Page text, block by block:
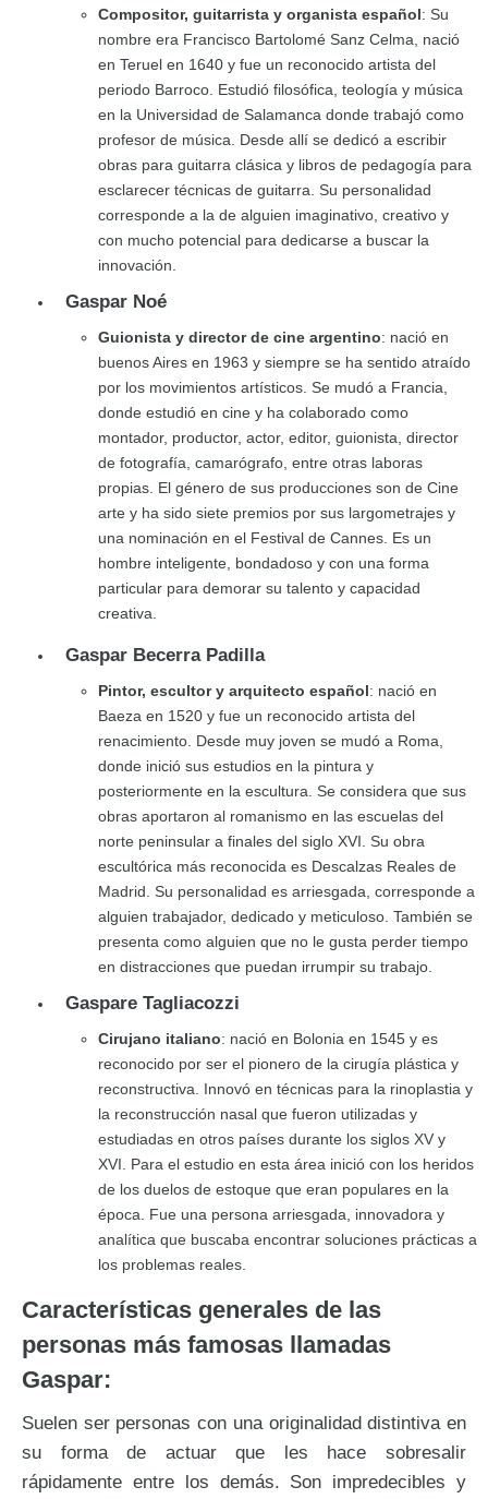
Compositor, guitarrista y organista español: Su
nombre era Francisco Bartolomé Sanz Celma, nació
en Teruel en 1640 y fue un reconocido artista del
periodo Barroco. Estudió filosófica, teología y música
en la Universidad de Salamanca donde trabajó como
profesor de música. Desde allí se dedicó a escribir
obras para guitarra clásica y libros de pedagogía para
esclarecer técnicas de guitarra. Su personalidad
corresponde a la de alguien imaginativo, creativo y
con mucho potencial para dedicarse a buscar la
innovación.
Gaspar Noé
Guionista y director de cine argentino: nació en
buenos Aires en 1963 y siempre se ha sentido atraído
por los movimientos artísticos. Se mudó a Francia,
donde estudió en cine y ha colaborado como
montador, productor, actor, editor, guionista, director
de fotografía, camarógrafo, entre otras laboras
propias. El género de sus producciones son de Cine
arte y ha sido siete premios por sus largometrajes y
una nominación en el Festival de Cannes. Es un
hombre inteligente, bondadoso y con una forma
particular para demorar su talento y capacidad
creativa.
Gaspar Becerra Padilla
Pintor, escultor y arquitecto español: nació en
Baeza en 1520 y fue un reconocido artista del
renacimiento. Desde muy joven se mudó a Roma,
donde inició sus estudios en la pintura y
posteriormente en la escultura. Se considera que sus
obras aportaron al romanismo en las escuelas del
norte peninsular a finales del siglo XVI. Su obra
escultórica más reconocida es Descalzas Reales de
Madrid. Su personalidad es arriesgada, corresponde a
alguien trabajador, dedicado y meticuloso. También se
presenta como alguien que no le gusta perder tiempo
en distracciones que puedan irrumpir su trabajo.
Gaspare Tagliacozzi
Cirujano italiano: nació en Bolonia en 1545 y es
reconocido por ser el pionero de la cirugía plástica y
reconstructiva. Innovó en técnicas para la rinoplastia y
la reconstrucción nasal que fueron utilizadas y
estudiadas en otros países durante los siglos XV y
XVI. Para el estudio en esta área inició con los heridos
de los duelos de estoque que eran populares en la
época. Fue una persona arriesgada, innovadora y
analítica que buscaba encontrar soluciones prácticas a
los problemas reales.
Características generales de las
personas más famosas llamadas
Gaspar:
Suelen ser personas con una originalidad distintiva en
su forma de actuar que les hace sobresalir
rápidamente entre los demás. Son impredecibles y